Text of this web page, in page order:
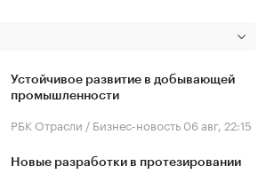
Устойчивое развитие в добывающей
промышленности
РБК Отрасли / Бизнес-новость 06 авг, 22:15
Новые разработки в протезировании